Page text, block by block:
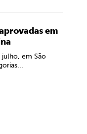
em
julho, em São